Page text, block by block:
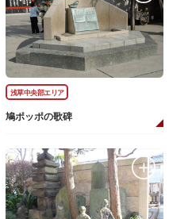
浅草中央部エリア
鳩ポッポの歌碑